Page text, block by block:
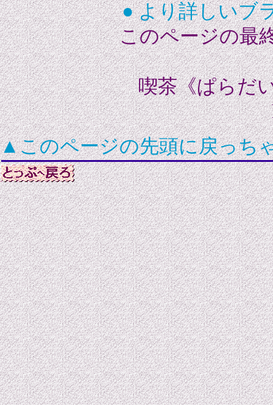
● より詳しいブ
このページの
喫茶《ぱらだ
▲このページの先頭に戻っち